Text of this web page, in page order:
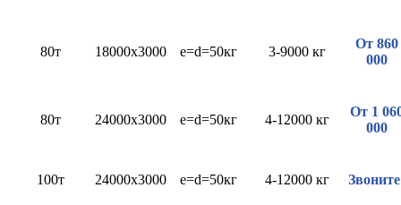
80т 18000х3000 e=d=50кг 3-9000 кг
От 860
000
80т 24000х3000 e=d=50кг 4-12000 кг
От 1
000
100т 24000х3000 e=d=50кг 4-12000 кг